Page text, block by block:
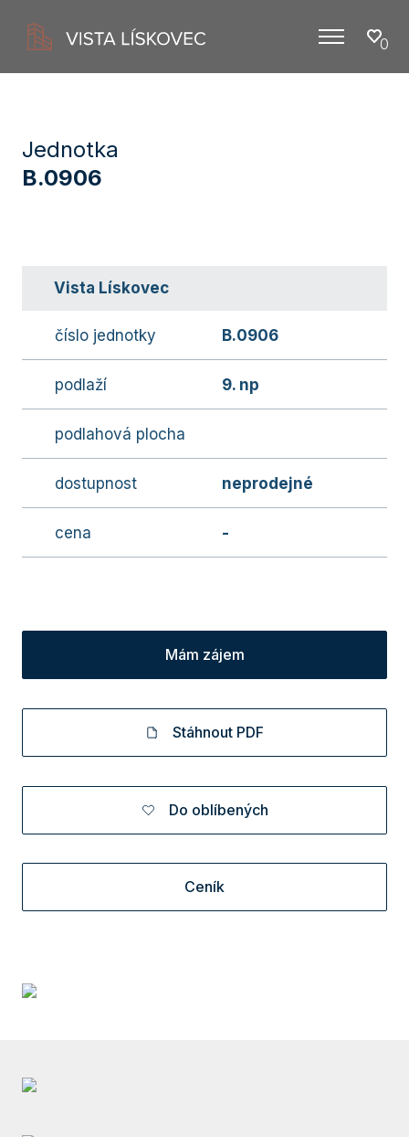
Menu 0
Jednotka
B.0906
Vista Lískovec
číslo jednotky B.0906
podlaží 9. np
podlahová plocha
dostupnost neprodejné
cena -
Mám zájem
Stáhnout PDF
Do oblíbených
Ceník